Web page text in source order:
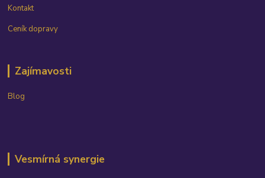
Kontakt
Ceník dopravy
Zajímavosti
Blog
Vesmírná synergie